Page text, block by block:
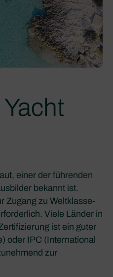
einer der führenden
bekannt ist.
Zugang zu Weltklasse-
Viele Länder in
ist ein guter
oder IPC (International
zur